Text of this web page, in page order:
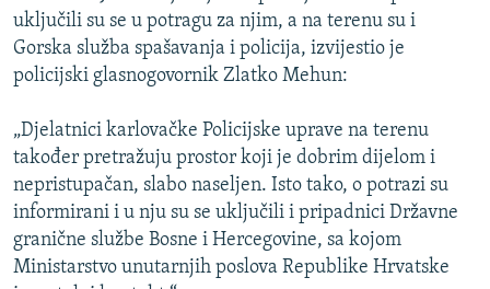
uključili su se u potragu za njim, a na terenu su i
Gorska služba spašavanja i policija, izvijestio je
policijski glasnogovornik Zlatko Mehun:
„Djelatnici karlovačke Policijske uprave na terenu
također pretražuju prostor koji je dobrim dijelom i
nepristupačan, slabo naseljen. Isto tako, o potrazi su
informirani i u nju su se uključili i pripadnici Državne
granične službe Bosne i Hercegovine, sa kojom
Ministarstvo unutarnjih poslova Republike Hrvatske